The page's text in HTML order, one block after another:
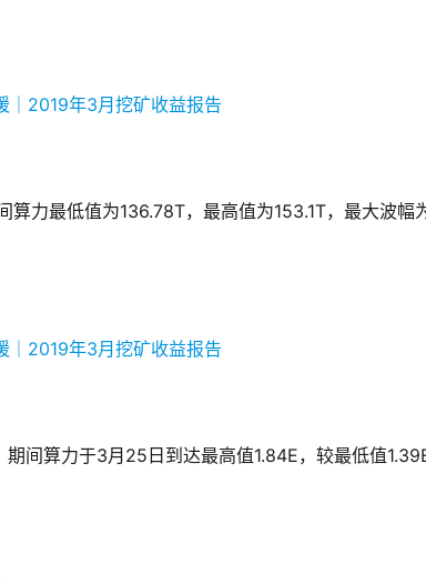
力最低值为136.78T，最高值为153.1T，最大波幅
间算力于3月25日到达最高值1.84E，较最低值